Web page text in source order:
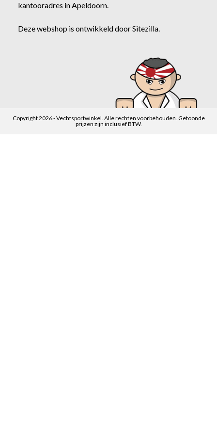
kantooradres in Apeldoorn.
Deze webshop is ontwikkeld doorSitezilla.
Copyright 2026 - Vechtsportwinkel. Alle rechten voorbehouden. Getoonde
prijzen zijn inclusief BTW.